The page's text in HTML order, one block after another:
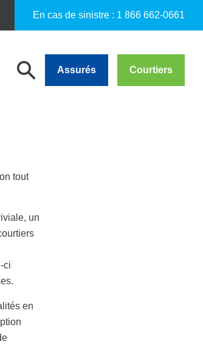
En cas de sinistre : 1 866 662-0661
Assurés Courtiers
tout
un
ci
en